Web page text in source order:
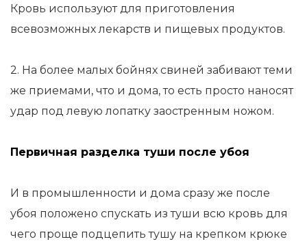
Кровь используют для приготовления
всевозможных лекарств и пищевых продуктов.
2. На более малых бойнях свиней забивают теми
же приемами, что и дома, то есть просто наносят
удар под левую лопатку заостренным ножом.
Первичная разделка туши после убоя
И в промышленности и дома сразу же после
убоя положено спускать из туши всю кровь для
чего проще подцепить тушу на крепком крюке